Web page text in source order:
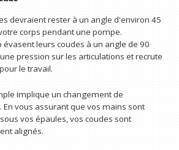
devraient rester à un angle d'environ 45
corps pendant une pompe.
leurs coudes à un angle de 90
pression sur les articulations et recrute
le travail.
implique un changement de
vous assurant que vos mains sont
vos épaules, vos coudes sont
alignés.